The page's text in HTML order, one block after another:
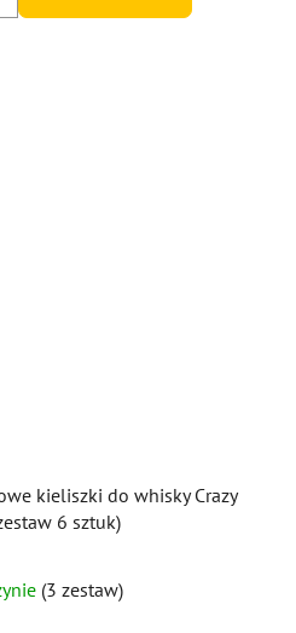
kieliszki do whisky Crazy
6 sztuk)
ocena
(3 zestaw)